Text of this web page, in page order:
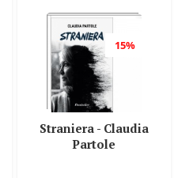
15%
Straniera - Claudia
Partole